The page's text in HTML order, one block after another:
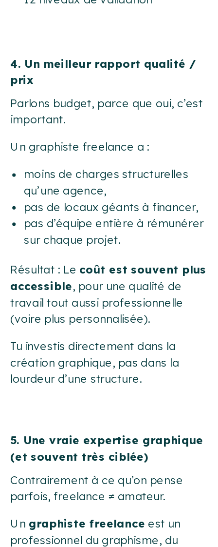
4. Un meilleur rapport qualité /
prix
Parlons budget, parce que oui, c’est
important.
Un graphiste freelance a :
moins de charges structurelles
qu’une agence,
pas de locaux géants à financer,
pas d’équipe entière à rémunérer
sur chaque projet.
Résultat : Le coût est souvent plus
accessible, pour une qualité de
travail tout aussi professionnelle
(voire plus personnalisée).
Tu investis directement dans la
création graphique, pas dans la
lourdeur d’une structure.
5. Une vraie expertise graphique
(et souvent très ciblée)
Contrairement à ce qu’on pense
parfois, freelance ≠ amateur.
Un graphiste freelance est un
professionnel du graphisme, du